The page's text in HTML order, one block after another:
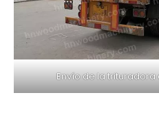
Envío de la